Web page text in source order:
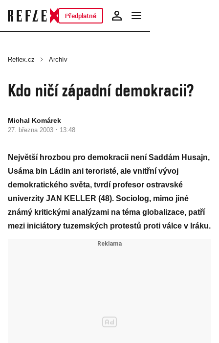
Předplatné
Reflex.cz Archív
Kdo ničí západní demokracii?
Michal Komárek
27. března 2003 · 13:48
Největší hrozbou pro demokracii není Saddám Husajn,
Usáma bin Ládin ani teroristé, ale vnitřní vývoj
demokratického světa, tvrdí profesor ostravské
univerzity JAN KELLER (48). Sociolog, mimo jiné
známý kritickými analýzami na téma globalizace, patří
mezi iniciátory tuzemských protestů proti válce v Iráku.